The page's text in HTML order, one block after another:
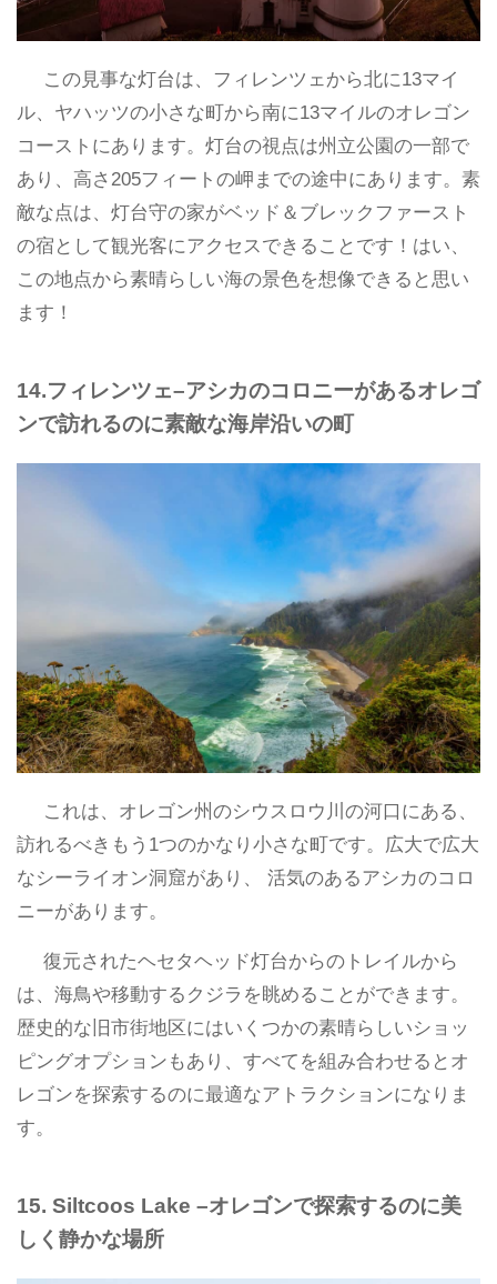
この見事な灯台は、フィレンツェから北に13マイ
ル、ヤハッツの小さな町から南に13マイルのオレゴン
コーストにあります。灯台の視点は州立公園の一部で
あり、高さ205フィートの岬までの途中にあります。素
敵な点は、灯台守の家がベッド＆ブレックファースト
の宿として観光客にアクセスできることです！はい、
この地点から素晴らしい海の景色を想像できると思い
ます！
14.フィレンツェ–アシカのコロニーがあるオレゴ
ンで訪れるのに素敵な海岸沿いの町
これは、オレゴン州のシウスロウ川の河口にある、
訪れるべきもう1つのかなり小さな町です。広大で広大
なシーライオン洞窟があり、 活気のあるアシカのコロ
ニーがあります。
復元されたヘセタヘッド灯台からのトレイルから
は、海鳥や移動するクジラを眺めることができます。
歴史的な旧市街地区にはいくつかの素晴らしいショッ
ピングオプションもあり、すべてを組み合わせるとオ
レゴンを探索するのに最適なアトラクションになりま
す。
15. Siltcoos Lake –オレゴンで探索するのに美
しく静かな場所